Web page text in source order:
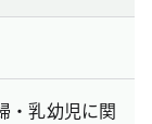
・乳幼児に関